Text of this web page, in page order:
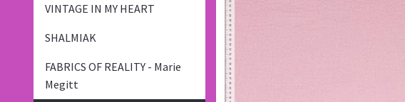
VINTAGE IN MY HEART
SHALMIAK
FABRICS OF REALITY - Marie
Megitt